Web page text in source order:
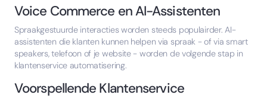
Voice Commerce en AI-Assistenten
Spraakgestuurde interacties worden steeds populairder. AI-
assistenten die klanten kunnen helpen via spraak - of via smart
speakers, telefoon of je website - worden de volgende stap in
klantenservice automatisering.
Voorspellende Klantenservice